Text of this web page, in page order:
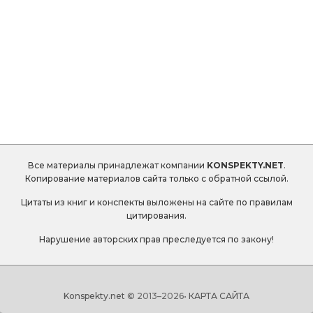
Все материалы принадлежат компании KONSPEKTY.NET.
Копирование материалов сайта только с обратной ссылой.
Цитаты из книг и конспекты выложены на сайте по правилам
цитирования.
Нарушение авторских прав преследуется по закону!
Konspekty.net © 2013–2026• КАРТА САЙТА